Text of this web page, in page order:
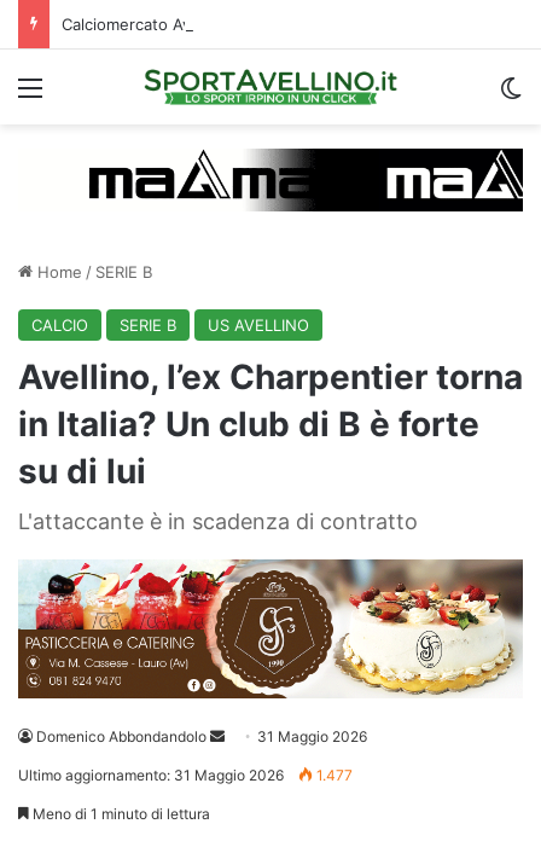
Menu
Home / SERIE B
CALCIO SERIE B US AVELLINO
Avellino, l’ex Charpentier torna
in Italia? Un club di B è forte
su di lui
L'attaccante è in scadenza di contratto
Domenico Abbondandolo
Invia 31 Maggio 2026
Ultimo aggiornamento: 31 Maggio 2026 1.477
Meno di 1 minuto di lettura